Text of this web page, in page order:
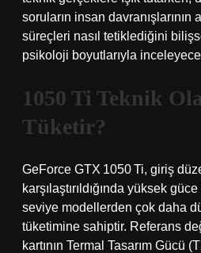
soruların insan davranışlarının
süreçleri nasıl tetiklediğini
psikoloji boyutlarıyla
1050 Ti Teknik
Tüketir?
GeForce GTX 1050 Ti, giriş
karşılaştırıldığında yüksek
seviye modellerden çok daha
tüketimine sahiptir. Referans
kartının Termal Tasarım Gücü